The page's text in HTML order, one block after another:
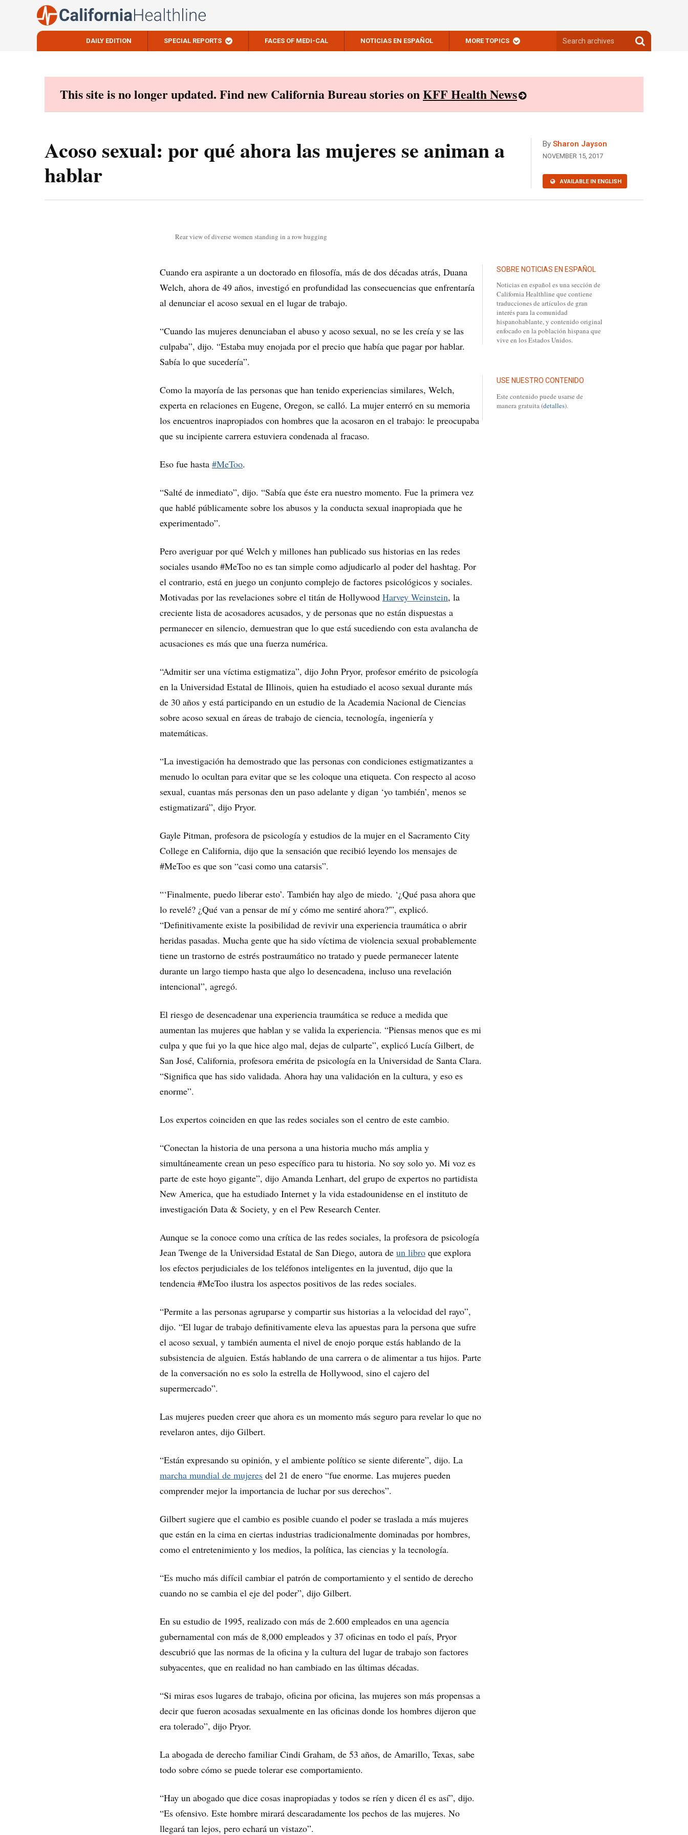
DAILY EDITION SPECIAL REPORTS FACES OF MEDI-CAL NOTICIAS EN ESPAÑOL MORE TOPICS
archives
Search
archives
This site is no longer updated. Find new California Bureau stories onKFF Health News
Acoso sexual: por qué ahora las mujeres se animan a
hablar
By Sharon Jayson
NOVEMBER 15, 2017
AVAILABLE IN ENGLISH
Rear view of diverse women standing in a row hugging
SOBRE NOTICIAS EN ESPAÑOL
Noticias en español es una sección de
California Healthline que contiene
traducciones de artículos de gran
interés para la comunidad
hispanohablante, y contenido original
enfocado en la población hispana que
vive en los Estados Unidos.
Cuando era aspirante a un doctorado en filosofía, más de dos décadas atrás, Duana
Welch, ahora de 49 años, investigó en profundidad las consecuencias que enfrentaría
al denunciar el acoso sexual en el lugar de trabajo.
USE NUESTRO CONTENIDO
Este contenido puede usarse de
manera gratuita (detalles).
“Cuando las mujeres denunciaban el abuso y acoso sexual, no se les creía y se las
culpaba”, dijo. “Estaba muy enojada por el precio que había que pagar por hablar.
Sabía lo que sucedería”.
Como la mayoría de las personas que han tenido experiencias similares, Welch,
experta en relaciones en Eugene, Oregon, se calló. La mujer enterró en su memoria
los encuentros inapropiados con hombres que la acosaron en el trabajo: le preocupaba
que su incipiente carrera estuviera condenada al fracaso.
Eso fue hasta #MeToo.
“Salté de inmediato”, dijo. “Sabía que éste era nuestro momento. Fue la primera vez
que hablé públicamente sobre los abusos y la conducta sexual inapropiada que he
experimentado”.
Pero averiguar por qué Welch y millones han publicado sus historias en las redes
sociales usando #MeToo no es tan simple como adjudicarlo al poder del hashtag. Por
el contrario, está en juego un conjunto complejo de factores psicológicos y sociales.
Motivadas por las revelaciones sobre el titán de Hollywood Harvey Weinstein, la
creciente lista de acosadores acusados, ​​y de personas que no están dispuestas a
permanecer en silencio, demuestran que lo que está sucediendo con esta avalancha de
acusaciones es más que una fuerza numérica.
“Admitir ser una víctima estigmatiza”, dijo John Pryor, profesor emérito de psicología
en la Universidad Estatal de Illinois, quien ha estudiado el acoso sexual durante más
de 30 años y está participando en un estudio de la Academia Nacional de Ciencias
sobre acoso sexual en áreas de trabajo de ciencia, tecnología, ingeniería y
matemáticas.
“La investigación ha demostrado que las personas con condiciones estigmatizantes a
menudo lo ocultan para evitar que se les coloque una etiqueta. Con respecto al acoso
sexual, cuantas más personas den un paso adelante y digan ‘yo también’, menos se
estigmatizará”, dijo Pryor.
Gayle Pitman, profesora de psicología y estudios de la mujer en el Sacramento City
College en California, dijo que la sensación que recibió leyendo los mensajes de
#MeToo es que son “casi como una catarsis”.
“‘Finalmente, puedo liberar esto’. También hay algo de miedo. ‘¿Qué pasa ahora que
lo revelé? ¿Qué van a pensar de mí y cómo me sentiré ahora?'”, explicó.
“Definitivamente existe la posibilidad de revivir una experiencia traumática o abrir
heridas pasadas. Mucha gente que ha sido víctima de violencia sexual probablemente
tiene un trastorno de estrés postraumático no tratado y puede permanecer latente
durante un largo tiempo hasta que algo lo desencadena, incluso una revelación
intencional”, agregó.
El riesgo de desencadenar una experiencia traumática se reduce a medida que
aumentan las mujeres que hablan y se valida la experiencia. “Piensas menos que es mi
culpa y que fui yo la que hice algo mal, dejas de culparte”, explicó Lucía Gilbert, de
San José, California, profesora emérita de psicología en la Universidad de Santa Clara.
“Significa que has sido validada. Ahora hay una validación en la cultura, y eso es
enorme”.
Los expertos coinciden en que las redes sociales son el centro de este cambio.
“Conectan la historia de una persona a una historia mucho más amplia y
simultáneamente crean un peso específico para tu historia. No soy solo yo. Mi voz es
parte de este hoyo gigante”, dijo Amanda Lenhart, del grupo de expertos no partidista
New America, que ha estudiado Internet y la vida estadounidense en el instituto de
investigación Data & Society, y en el Pew Research Center.
Aunque se la conoce como una crítica de las redes sociales, la profesora de psicología
Jean Twenge de la Universidad Estatal de San Diego, autora de un libro que explora
los efectos perjudiciales de los teléfonos inteligentes en la juventud, dijo que la
tendencia #MeToo ilustra los aspectos positivos de las redes sociales.
“Permite a las personas agruparse y compartir sus historias a la velocidad del rayo”,
dijo. “El lugar de trabajo definitivamente eleva las apuestas para la persona que sufre
el acoso sexual, y también aumenta el nivel de enojo porque estás hablando de la
subsistencia de alguien. Estás hablando de una carrera o de alimentar a tus hijos. Parte
de la conversación no es solo la estrella de Hollywood, sino el cajero del
supermercado”.
Las mujeres pueden creer que ahora es un momento más seguro para revelar lo que no
revelaron antes, dijo Gilbert.
“Están expresando su opinión, y el ambiente político se siente diferente”, dijo. La
marcha mundial de mujeres del 21 de enero “fue enorme. Las mujeres pueden
comprender mejor la importancia de luchar por sus derechos”.
Gilbert sugiere que el cambio es posible cuando el poder se traslada a más mujeres
que están en la cima en ciertas industrias tradicionalmente dominadas por hombres,
como el entretenimiento y los medios, la política, las ciencias y la tecnología.
“Es mucho más difícil cambiar el patrón de comportamiento y el sentido de derecho
cuando no se cambia el eje del poder”, dijo Gilbert.
En su estudio de 1995, realizado con más de 2.600 empleados en una agencia
gubernamental con más de 8,000 empleados y 37 oficinas en todo el país, Pryor
descubrió que las normas de la oficina y la cultura del lugar de trabajo son factores
subyacentes, que en realidad no han cambiado en las últimas décadas.
“Si miras esos lugares de trabajo, oficina por oficina, las mujeres son más propensas a
decir que fueron acosadas sexualmente en las oficinas donde los hombres dijeron que
era tolerado”, dijo Pryor.
La abogada de derecho familiar Cindi Graham, de 53 años, de Amarillo, Texas, sabe
todo sobre cómo se puede tolerar ese comportamiento.
“Hay un abogado que dice cosas inapropiadas y todos se ríen y dicen él es así”, dijo.
“Es ofensivo. Este hombre mirará descaradamente los pechos de las mujeres. No
llegará tan lejos, pero echará un vistazo”.